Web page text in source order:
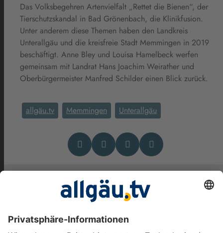
Das Volksbegehren Artenvielfalt „Rettet die Bienen“, der
Tierschutzskandal in Bad Grönenbach, die Klinikfusion.
Unter anderem diese Themen haben den Landkreis
Unterallgäu und die kreisfreie Stadt Memmingen in 2019
beschäftigt. Anne Bley und Louisa Hamelbeck werfen
gemeinsam mit Landrat Hans Joachim Weirather und
Oberbürgermeister Manfred Schilder einen Blick zurück.
allgäu.tv Memmingen Unterallgäu
Das könnte Dich auch
interessieren